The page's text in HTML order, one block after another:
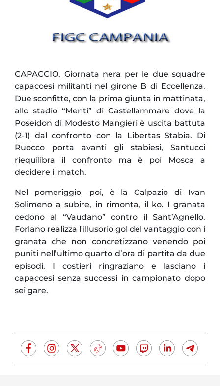
CAPACCIO. Giornata nera per le due squadre
capaccesi militanti nel girone B di Eccellenza.
Due sconfitte, con la prima giunta in mattinata,
allo stadio “Menti” di Castellammare dove la
Poseidon di Modesto Mangieri è uscita battuta
(2-1) dal confronto con la Libertas Stabia. Di
Ruocco porta avanti gli stabiesi, Santucci
riequilibra il confronto ma è poi Mosca a
decidere il match.
Nel pomeriggio, poi, è la Calpazio di Ivan
Solimeno a subire, in rimonta, il ko. I granata
cedono al “Vaudano” contro il Sant’Agnello.
Forlano realizza l’illusorio gol del vantaggio con i
granata che non concretizzano venendo poi
puniti nell’ultimo quarto d’ora di partita da due
episodi. I costieri ringraziano e lasciano i
capaccesi senza successi in campionato dopo
sei gare.